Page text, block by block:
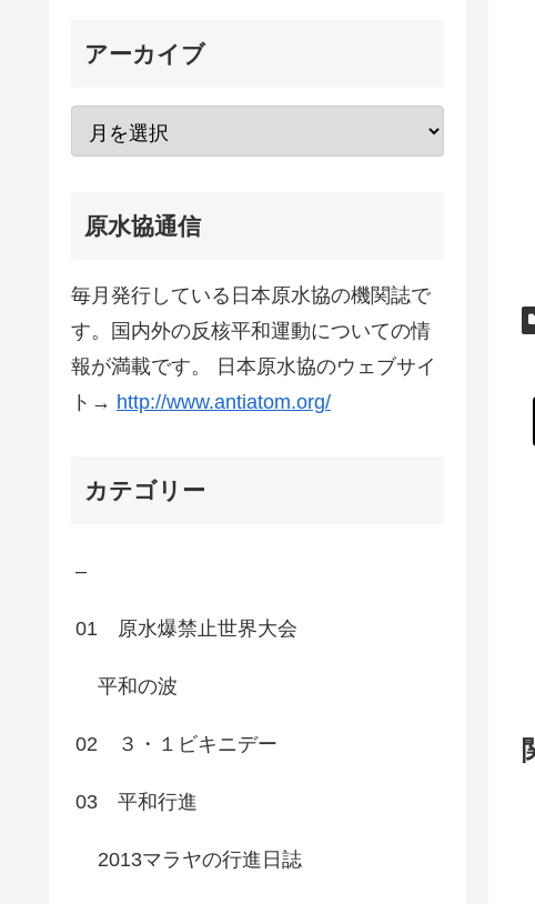
アーカイブ
原水協通信
毎月発行している日本原水協の機関誌で
す。国内外の反核平和運動についての情
報が満載です。 日本原水協のウェブサイ
ト→ http://www.antiatom.org/
カテゴリー
–
01 原水爆禁止世界大会
平和の波
02 ３・１ビキニデー
03 平和行進
2013マラヤの行進日誌